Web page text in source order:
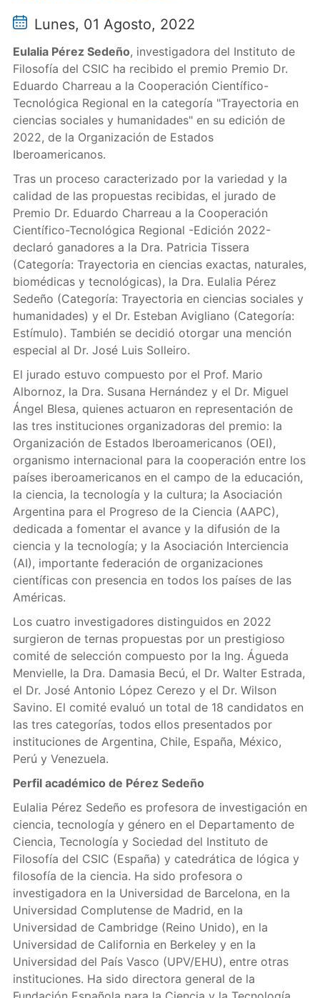
Lunes, 01 Agosto, 2022
Eulalia Pérez Sedeño, investigadora del Instituto de
Filosofía del CSIC ha recibido el premio Premio Dr.
Eduardo Charreau a la Cooperación Científico-
Tecnológica Regional en la categoría "Trayectoria en
ciencias sociales y humanidades" en su edición de
2022, de la Organización de Estados
Iberoamericanos.
Tras un proceso caracterizado por la variedad y la
calidad de las propuestas recibidas, el jurado de
Premio Dr. Eduardo Charreau a la Cooperación
Científico-Tecnológica Regional -Edición 2022-
declaró ganadores a la Dra. Patricia Tissera
(Categoría: Trayectoria en ciencias exactas, naturales,
biomédicas y tecnológicas), la Dra. Eulalia Pérez
Sedeño (Categoría: Trayectoria en ciencias sociales y
humanidades) y el Dr. Esteban Avigliano (Categoría:
Estímulo). También se decidió otorgar una mención
especial al Dr. José Luis Solleiro.
El jurado estuvo compuesto por el Prof. Mario
Albornoz, la Dra. Susana Hernández y el Dr. Miguel
Ángel Blesa, quienes actuaron en representación de
las tres instituciones organizadoras del premio: la
Organización de Estados Iberoamericanos (OEI),
organismo internacional para la cooperación entre los
países iberoamericanos en el campo de la educación,
la ciencia, la tecnología y la cultura; la Asociación
Argentina para el Progreso de la Ciencia (AAPC),
dedicada a fomentar el avance y la difusión de la
ciencia y la tecnología; y la Asociación Interciencia
(AI), importante federación de organizaciones
científicas con presencia en todos los países de las
Américas.
Los cuatro investigadores distinguidos en 2022
surgieron de ternas propuestas por un prestigioso
comité de selección compuesto por la Ing. Águeda
Menvielle, la Dra. Damasia Becú, el Dr. Walter Estrada,
el Dr. José Antonio López Cerezo y el Dr. Wilson
Savino. El comité evaluó un total de 18 candidatos en
las tres categorías, todos ellos presentados por
instituciones de Argentina, Chile, España, México,
Perú y Venezuela.
Perfil académico de Pérez Sedeño
Eulalia Pérez Sedeño es profesora de investigación en
ciencia, tecnología y género en el Departamento de
Ciencia, Tecnología y Sociedad del Instituto de
Filosofía del CSIC (España) y catedrática de lógica y
filosofía de la ciencia. Ha sido profesora o
investigadora en la Universidad de Barcelona, en la
Universidad Complutense de Madrid, en la
Universidad de Cambridge (Reino Unido), en la
Universidad de California en Berkeley y en la
Universidad del País Vasco (UPV/EHU), entre otras
instituciones. Ha sido directora general de la